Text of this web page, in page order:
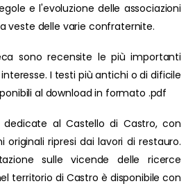
e l'evoluzione delle associazioni
veste delle varie confraternite.
sono recensite le più importanti
I testi più antichi o di dificile
al download in formato .pdf
dedicate al Castello di Castro, con
originali ripresi dai lavori di restauro.
sulle vicende delle ricerce
territorio di Castro è disponibile con